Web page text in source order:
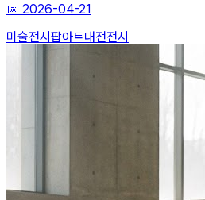
📅 2026-04-21
미술전시 팝아트대전전시